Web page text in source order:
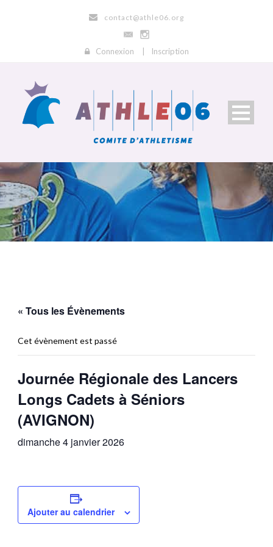
contact@athle06.org
Connexion Inscription
« Tous les Évènements
Cet évènement est passé
Journée Régionale des Lancers
Longs Cadets à Séniors
(AVIGNON)
dimanche 4 janvier 2026
Ajouter au calendrier